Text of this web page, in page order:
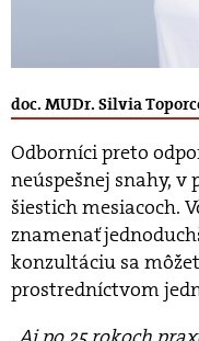
doc. MUDr. Silvia
Odborníci preto
neúspešnej snahy, v
šiestich mesiacoch.
znamenať
konzultáciu sa
prostredníctvom